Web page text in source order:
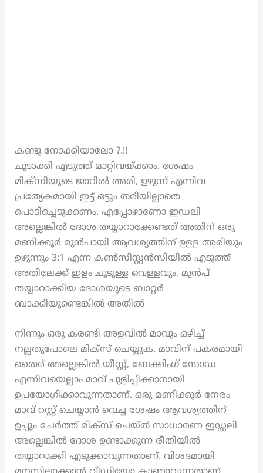
കണ്ടു നോക്കിയാലോ ?.!!
ചൂടാക്കി എടുത്ത് മാറ്റിവയ്ക്കാം. ശേഷം
മിക്സിയുടെ ജാറിൽ അരി, ഉഴുന്ന് എന്നിവ
പ്രത്യേകമായി ഇട്ട് ഒട്ടും തരിയില്ലാതെ
പൊടിച്ചെടുക്കണം. എപ്പോഴാണോ ഇഡലി
അല്ലെങ്കിൽ ദോശ തയ്യാറാക്കേണ്ടത് അതിന് ഒരു
മണിക്കൂർ മുൻപായി ആവശ്യത്തിന് ഉള്ള അരിയും
ഉഴുന്നും 3:1 എന്ന കൺസിസ്റ്റൻസിയിൽ എടുത്ത്
അതിലേക്ക് ഇളം ചൂടുള്ള വെള്ളവും, മുൻപ്
തയ്യാറാക്കിയ ദോശയുടെ ബാറ്റർ
ബാക്കിയുണ്ടെങ്കിൽ അതിൽ
നിന്നും ഒരു കരണ്ടി അളവിൽ മാവും ഒഴിച്ച്
നല്ലതുപോലെ മിക്സ് ചെയ്യുക. മാവിന് പകരമായി
തൈര് അല്ലെങ്കിൽ യീസ്റ്റ്, ബേക്കിംഗ് സോഡ
എന്നിവയെല്ലാം മാവ് പുളിപ്പിക്കാനായി
ഉപയോഗിക്കാവുന്നതാണ്. ഒരു മണിക്കൂർ നേരം
മാവ് റസ്റ്റ് ചെയ്യാൻ വെച്ച ശേഷം ആവശ്യത്തിന്
ഉപ്പും ചേർത്ത് മിക്സ് ചെയ്ത് സാധാരണ ഇഡ്ഡലി
അല്ലെങ്കിൽ ദോശ ഉണ്ടാക്കുന്ന രീതിയിൽ
തയ്യാറാക്കി എടുക്കാവുന്നതാണ്. വിശദമായി